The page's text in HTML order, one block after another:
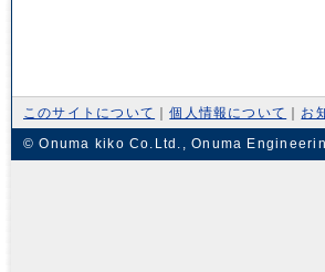
このサイトについて ｜個人情報について
お
© Onuma kiko Co.Ltd., Onuma